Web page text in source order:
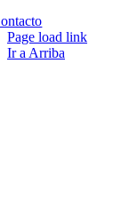
Page load link
Ir a Arriba